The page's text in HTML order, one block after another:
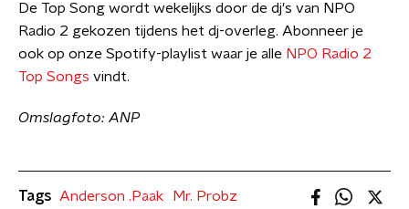
De Top Song wordt wekelijks door de dj's van NPO
Radio 2 gekozen tijdens het dj-overleg. Abonneer je
ook op onze Spotify-playlist waar je alle NPO Radio 2
Top Songs vindt.
Omslagfoto: ANP
Tags Anderson .Paak
Mr. Probz